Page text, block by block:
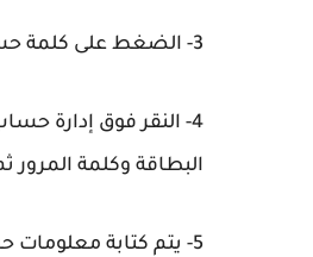
3- الضغط على كلمة حسابي سوف توجهك الى الصفحة الخاصة بحسابك ثم اختيار إدارة حساب المدفوع.
4- النقر فوق إدارة
البطاقة وكلمة المرور
5- يتم كتابة